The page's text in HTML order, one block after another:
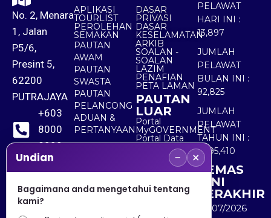
No. 2, Menara
1, Jalan
P5/6,
Presint 5,
62200
PUTRAJAYA
+603
8000
8000
+603
8891
7100
APLIKASI
TOURLIST
PEROLEHAN
SEMAKAN
PAUTAN
AWAM
PAUTAN
SWASTA
PAUTAN
PELANCONG
ADUAN &
PERTANYAAN
DASAR
PRIVASI
DASAR
KESELAMATAN
ARKIB
SOALAN -
SOALAN
LAZIM
PENAFIAN
PETA LAMAN
PAUTAN
LUAR
Portal
MyGOVERNMENT
Portal Data
Terbuka
Sektor Awam
PELAWAT
HARI INI :
13,897
JUMLAH
PELAWAT
BULAN INI :
92,825
JUMLAH
PELAWAT
TAHUN INI :
5,495,410
KEMAS
KINI
TERAKHIR
30/07/2026
Undian − ×
Bagaimana anda mengetahui tentang
kami?